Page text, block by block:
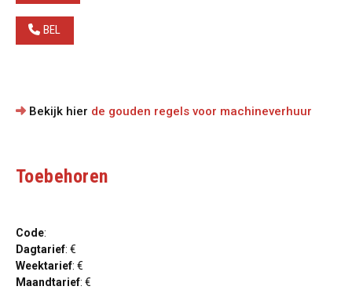
BEL
Bekijk hier de gouden regels voor machineverhuur
Toebehoren
Code:
Dagtarief: €
Weektarief: €
Maandtarief: €